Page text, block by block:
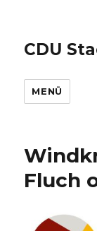
CDU
MENÜ
Fluch